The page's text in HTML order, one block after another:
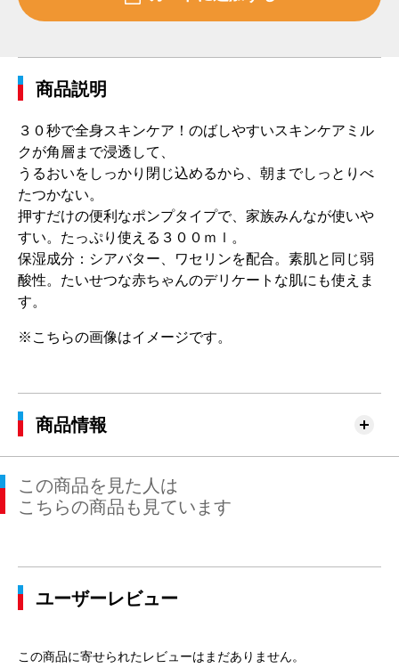
商品説明
３０秒で全身スキンケア！のばしやすいスキンケアミル
クが角層まで浸透して、
うるおいをしっかり閉じ込めるから、朝までしっとりべ
たつかない。
押すだけの便利なポンプタイプで、家族みんなが使いや
すい。たっぷり使える３００ｍｌ。
保湿成分：シアバター、ワセリンを配合。素肌と同じ弱
酸性。たいせつな赤ちゃんのデリケートな肌にも使えま
す。
※こちらの画像はイメージです。
商品情報
この商品を見た人は
こちらの商品も見ています
ユーザーレビュー
この商品に寄せられたレビューはまだありません。